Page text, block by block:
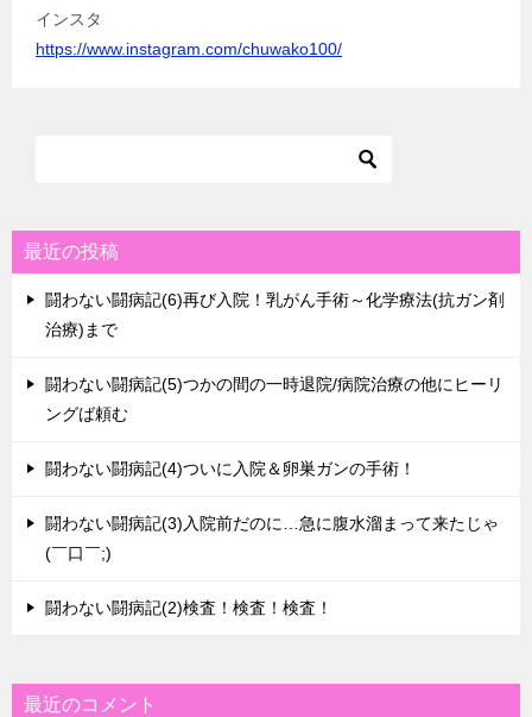
インスタ
https://www.instagram.com/chuwako100/
最近の投稿
闘わない闘病記(6)再び入院！乳がん手術～化学療法(抗ガン剤
治療)まで
闘わない闘病記(5)つかの間の一時退院/病院治療の他にヒーリ
ングば頼む
闘わない闘病記(4)ついに入院＆卵巣ガンの手術！
闘わない闘病記(3)入院前だのに…急に腹水溜まって来たじゃ
(￣口￣;)
闘わない闘病記(2)検査！検査！検査！
最近のコメント